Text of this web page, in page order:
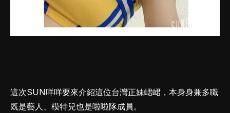
這次SUN咩咩要來介紹這位台灣正妹峮峮，本身身兼多職
既是藝人、模特兒也是啦啦隊成員。